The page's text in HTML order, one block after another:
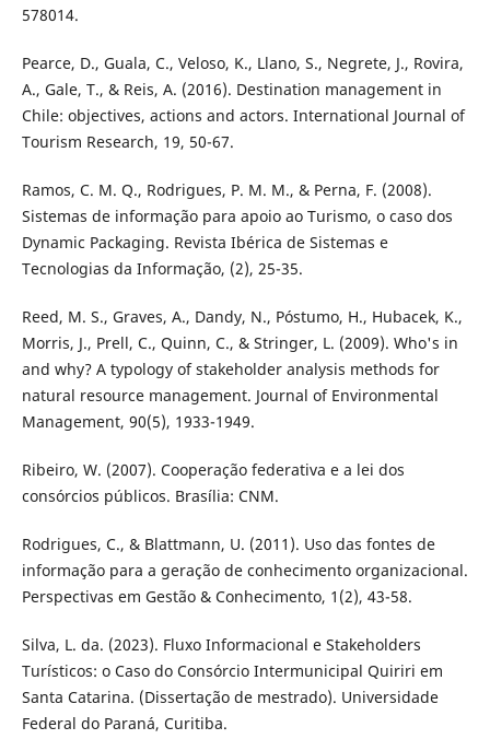
578014.
Pearce, D., Guala, C., Veloso, K., Llano, S., Negrete, J., Rovira,
A., Gale, T., & Reis, A. (2016). Destination management in
Chile: objectives, actions and actors. International Journal of
Tourism Research, 19, 50-67.
Ramos, C. M. Q., Rodrigues, P. M. M., & Perna, F. (2008).
Sistemas de informação para apoio ao Turismo, o caso dos
Dynamic Packaging. Revista Ibérica de Sistemas e
Tecnologias da Informação, (2), 25-35.
Reed, M. S., Graves, A., Dandy, N., Póstumo, H., Hubacek, K.,
Morris, J., Prell, C., Quinn, C., & Stringer, L. (2009). Who's in
and why? A typology of stakeholder analysis methods for
natural resource management. Journal of Environmental
Management, 90(5), 1933-1949.
Ribeiro, W. (2007). Cooperação federativa e a lei dos
consórcios públicos. Brasília: CNM.
Rodrigues, C., & Blattmann, U. (2011). Uso das fontes de
informação para a geração de conhecimento organizacional.
Perspectivas em Gestão & Conhecimento, 1(2), 43-58.
Silva, L. da. (2023). Fluxo Informacional e Stakeholders
Turísticos: o Caso do Consórcio Intermunicipal Quiriri em
Santa Catarina. (Dissertação de mestrado). Universidade
Federal do Paraná, Curitiba.